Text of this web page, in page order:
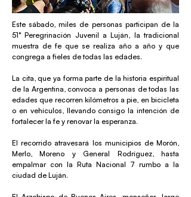
Este sábado, miles de personas participan de la
51° Peregrinación Juvenil a Luján, la tradicional
muestra de fe que se realiza año a año y que
congrega a fieles de todas las edades.
La cita, que ya forma parte de la historia espiritual
de la Argentina, convoca a personas de todas las
edades que recorren kilómetros a pie, en bicicleta
o en vehículos, llevando consigo la intención de
fortalecer la fe y renovar la esperanza.
El recorrido atravesará los municipios de Morón,
Merlo, Moreno y General Rodríguez, hasta
empalmar con la Ruta Nacional 7 rumbo a la
ciudad de Luján.